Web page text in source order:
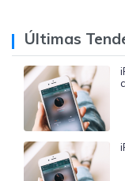
Últimas